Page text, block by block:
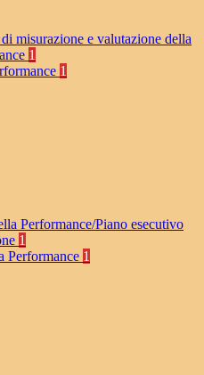
di misurazione e valutazione della
1
1
Performance/Piano esecutivo
1
Performance 1